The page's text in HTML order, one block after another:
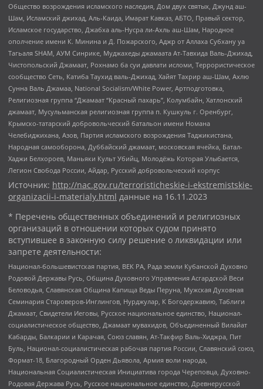
Общество возрождения исламского наследия, Дом двух святых, Джунд аш-
Шам, Исламский джихад, Аль-Каида, Имарат Кавказ, АБТО, Правый сектор,
Исламское государство, Джабха аль-Нусра ли-Ахль аш-Шам, Народное
ополчение имени К. Минина и Д. Пожарского, Аджр от Аллаха Субхану уа
Тагьаля SHAM, АУМ Синрике, Муджахеды джамаата Ат-Тавхида Валь-Джихад,
Чистопольский Джамаат, Рохнамо ба суи давлати исломи, Террористическое
сообщество Сеть, Катиба Таухид валь-Джихад, Хайят Тахрир аш-Шам, Ахлю
Сунна Валь Джамаа, National Socialism/White Power, Артподготовка,
Религиозная группа “Джамаат “Красный пахарь”, Колумбайн, Хатлонский
джамаат, Мусульманская религиозная группа п. Кушкуль г. Оренбург,
Крымско-татарский добровольческий батальон имени Номана
Челебиджихана, Азов, Партия исламского возрождения Таджикистана,
Народная самооборона, Дуббайский джамаат, московская ячейка, Батал-
Хаджи Белхороев, Маньяки Культ Убийц, Молодёжь Которая Улыбается,
Легион Свобода России, Айдар, Русский добровольческий корпус
Источник: http://nac.gov.ru/terroristicheskie-i-ekstremistskie-
organizacii-i-materialy.html данные на 16.11.2023
* Перечень общественных объединений и религиозных
организаций в отношении которых судом принято
вступившее в законную силу решение о ликвидации или
запрете деятельности:
Национал-большевистская партия, ВЕК РА, Рада земли Кубанской Духовно
Родовой Державы Русь, Община Духовного Управления Асгардской Веси
Беловодья, Славянская Община Капища Веды Перуна, Мужская Духовная
Семинария Староверов-Инглингов, Нурджулар, К Богодержавию, Таблиги
Джамаат, Свидетели Иеговы, Русское национальное единство, Национал-
социалистическое общество, Джамаат мувахидов, Объединенный Вилайат
Кабарды, Балкарии и Карачая, Союз славян, Ат-Такфир Валь-Хиджра, Пит
Буль, Национал-социалистическая рабочая партия России, Славянский союз,
Формат-18, Благородный Орден Дьявола, Армия воли народа,
Национальная Социалистическая Инициатива города Череповца, Духовно-
Родовая Держава Русь, Русское национальное единство, Древнерусской